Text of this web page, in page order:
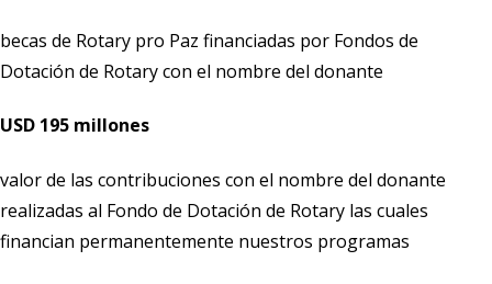
becas de Rotary pro Paz financiadas por Fondos de
Dotación de Rotary con el nombre del donante
USD 195 millones
valor de las contribuciones con el nombre del donante
realizadas al Fondo de Dotación de Rotary las cuales
financian permanentemente nuestros programas